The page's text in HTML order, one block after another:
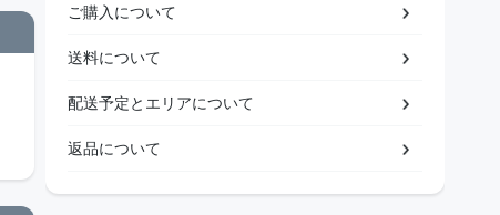
ご購入について
送料について
配送予定とエリアについて
返品について